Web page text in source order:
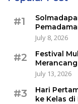
#1
July 8, 2026
#2
Festival
July 13, 2026
#3
Hari
ke Kelas